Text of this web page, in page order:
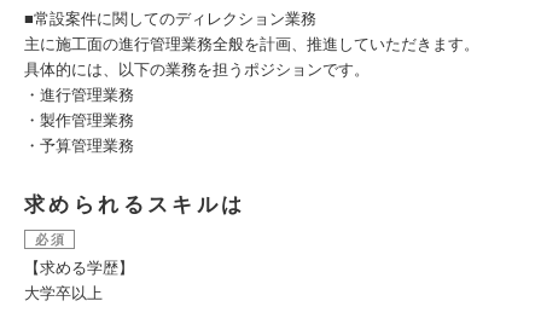
■常設案件に関してのディレクション業務
主に施工面の進行管理業務全般を計画、推進していただきます。
具体的には、以下の業務を担うポジションです。
・進行管理業務
・製作管理業務
・予算管理業務
求められるスキルは
必須
【求める学歴】
大学卒以上